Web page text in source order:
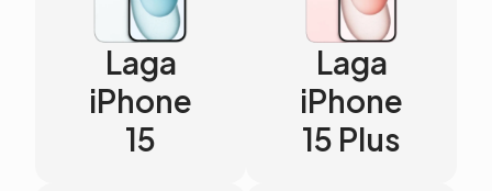
Laga
iPhone
15
Laga
iPhone
15 Plus